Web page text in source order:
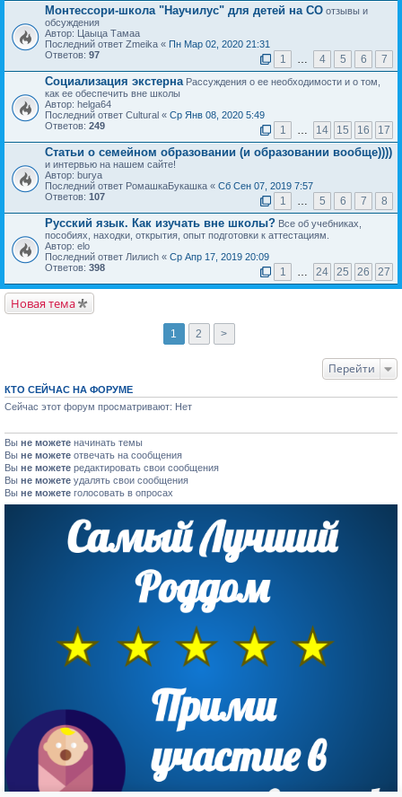
Монтессори-школа "Научилус" для детей на СО отзывы и
обсуждения
Автор: Цаыца Тамаа
Последний ответ Zmeika « Пн Мар 02, 2020 21:31
Ответов: 97 1 … 4 5 6 7
Социализация экстерна Рассуждения о ее необходимости и о том,
как ее обеспечить вне школы
Автор: helga64
Последний ответ Cultural « Ср Янв 08, 2020 5:49
Ответов: 249 1 … 14 15 16 17
Статьи о семейном образовании (и образовании вообще))))
и интервью на нашем сайте!
Автор: burya
Последний ответ РомашкаБукашка « Сб Сен 07, 2019 7:57
Ответов: 107 1 … 5 6 7 8
Русский язык. Как изучать вне школы? Все об учебниках,
пособиях, находки, открытия, опыт подготовки к аттестациям.
Автор: elo
Последний ответ Лилиch « Ср Апр 17, 2019 20:09
Ответов: 398 1 … 24 25 26 27
Новая тема
1 2 >
Перейти
КТО СЕЙЧАС НА ФОРУМЕ
Сейчас этот форум просматривают: Нет
Вы не можете начинать темы
Вы не можете отвечать на сообщения
Вы не можете редактировать свои сообщения
Вы не можете удалять свои сообщения
Вы не можете голосовать в опросах